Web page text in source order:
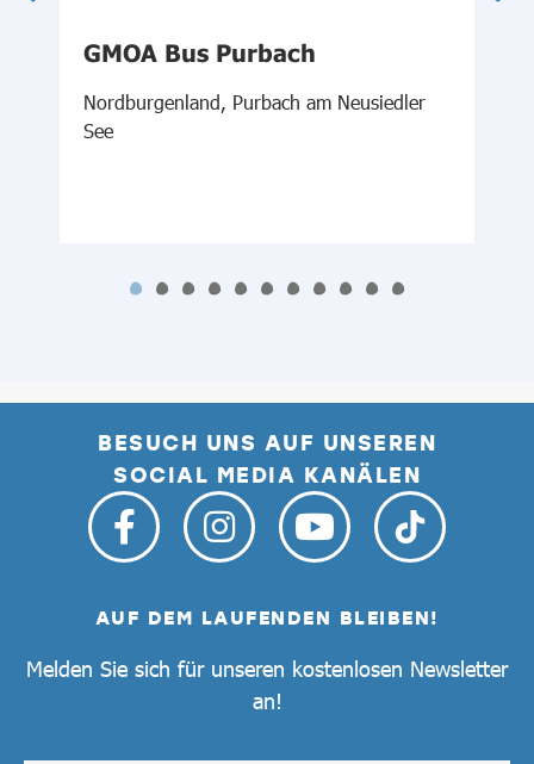
GMOA Bus Purbach
Nordburgenland, Purbach am Neusiedler
See
BESUCH UNS AUF UNSEREN
SOCIAL MEDIA KANÄLEN
AUF DEM LAUFENDEN BLEIBEN!
Melden Sie sich für unseren kostenlosen Newsletter
an!